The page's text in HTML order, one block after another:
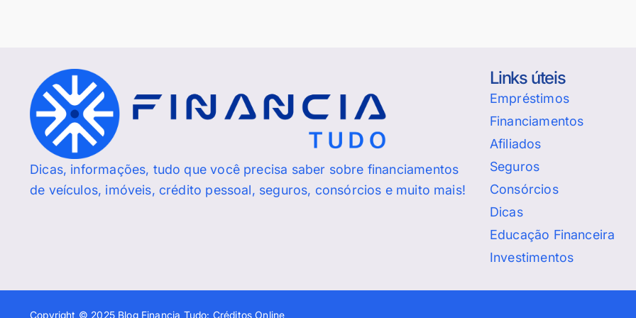
Dicas, informações, tudo que você precisa saber sobre financiamentos
de veículos, imóveis, crédito pessoal, seguros, consórcios e muito mais!
Links úteis
Empréstimos
Financiamentos
Afiliados
Seguros
Consórcios
Dicas
Educação Financeira
Investimentos
Copyright © 2025 Blog Financia Tudo: Créditos Online